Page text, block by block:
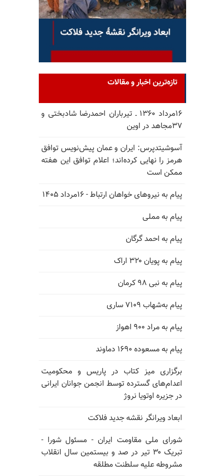
تازه‌ترین اخبار و مقالات
۱۶مرداد ۱۳۶۰ ـ تیرباران احمدرضا شادبختی و
۳۷مجاهد در اوین
آسوشیتدپرس: ایران و عمان پیش‌نویس توافق
هرمز را نهایی کرده‌اند؛ اعلام توافق این هفته
ممکن است
پیام به نیروهای خواهان ارتباط - ۱۶مرداد ۱۴۰۵
پیام به مملی
پیام به احمد گرگان
پیام به پویان ۳۲۰ اراک
پیام به نبی ۹۸ کرمان
پیام به‌شهاب ۷۱۰۹ ساری
پیام به مراد ۹۰۰ اهواز
پیام به مسعوده ۱۶۹۰ دماوند
برگزاری میز کتاب در پاریس و محکومیت
اعدام‌های گسترده توسط انجمن جوانان ایرانی
در جزیره اوتویا نروژ
ابعاد ویرانگر نقشه جدید فلاکت
شورای ملی مقاومت ایران - مسئول شورا -
تبریک ۳۰ تیر در صد و بیستمین سال انقلاب
مشروطه علیه سلطنت مطلقه